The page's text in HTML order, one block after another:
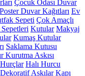
Çocuk Odası Duvar
Poster Duvar Kağıtları Ev
Sepeti Çok Amaçlı
Sepetleri Kutular Makyaj
Kumaş Kutular
Saklama Kutusu
Kurutma Askısı
Halı Hurcu
Dekoratif Askılar Kapı